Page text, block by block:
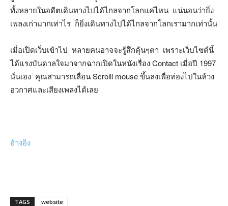
ทั้งหลายในอดีตเดินทางไปได้ไกลจากโลกแค่ไหน แน่นอนว่ายิ่ง
เพลงเก่ามากเท่าไร ก็ยิ่งเดินทางไปได้ไกลจากโลกเรามากเท่านั้น
เมื่อเปิดเว็บเข้าไป หลายคนอาจจะรู้สึกคุ้นๆตา เพราะเว็บไซต์นี้
ได้แรงบันดาลใจมาจากฉากเปิดในหนังเรื่อง Contact เมื่อปี 1997
นั่นเอง คุณสามารถเลื่อน Scrolll mouse ขึ้นลงเพื่อท่องไปในห้วง
อวกาศและเสียงเพลงได้เลย
อ้างอิง
TAGS website